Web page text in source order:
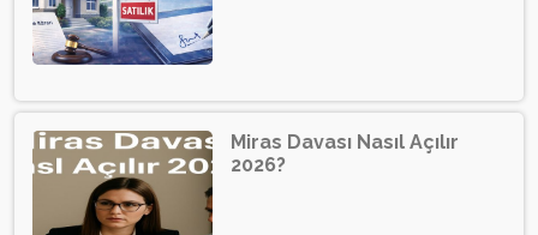
Miras Davası Nasıl Açılır
2026?